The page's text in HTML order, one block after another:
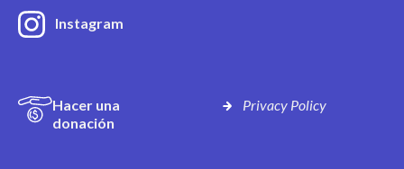
Instagram
Hacer una
donación
Privacy Policy